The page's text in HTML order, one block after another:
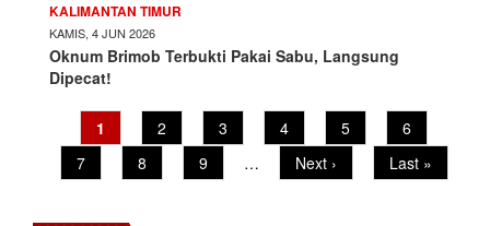
KALIMANTAN TIMUR
KAMIS, 4 JUN 2026
Oknum Brimob Terbukti Pakai Sabu, Langsung
Dipecat!
PaginationCurrent
page
1 Page
2 Page
3 Page
4 Page
5 Page
6
Page
7 Page
8 Page
9 …
Next
page
Next ›
Last
page
Last »